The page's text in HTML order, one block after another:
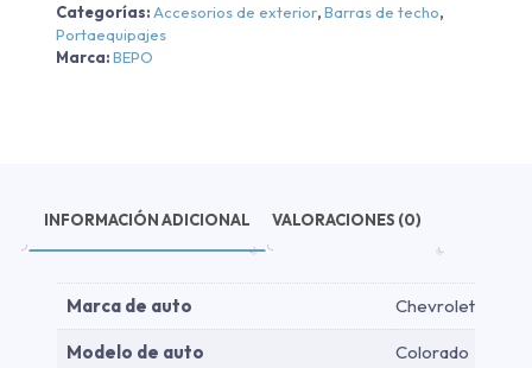
Cromo
-
Categorías: Accesorios de exterior,Barras de techo,
Portaequipajes
Marca:BEPO
INFORMACIÓN ADICIONAL VALORACIONES (0)
Marca de auto Chevrolet
Modelo de auto Colorado